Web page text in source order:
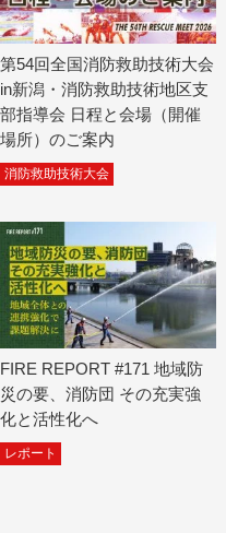
第54回全国消防救助技術大会
in新潟・消防救助技術地区支
部指導会 日程と会場（開催
場所）のご案内
消防救助技術大会
FIRE REPORT #171 地域防
災の要、消防団 その充実強
化と活性化へ
レポート